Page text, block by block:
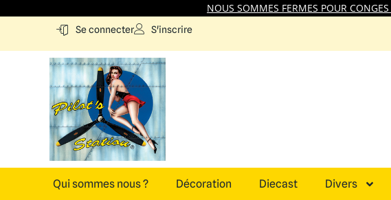
NOUS SOMMES FERMES POUR
Se connecter S'inscrire
Qui sommes nous ? Décoration Diecast Divers